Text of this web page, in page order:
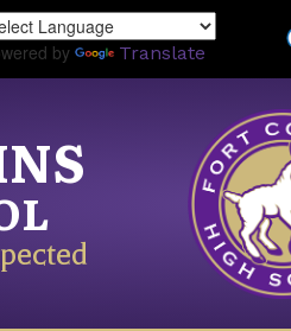
by Translate